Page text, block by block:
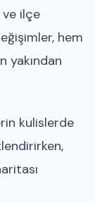
ve ilçe
hem
yakından
kulislerde